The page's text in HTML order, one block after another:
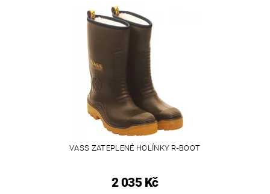
VASS ZATEPLENÉ HOLÍNKY R-BOOT
2 035 Kč